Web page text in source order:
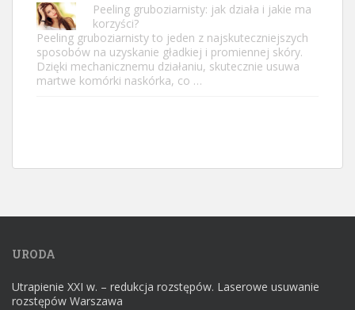
Peeling gruboziarnisty: jak działa i jakie ma
korzyści?
Peeling gruboziarnisty to jeden z najskuteczniejszych
sposobów na uzyskanie gładkiej i promiennej skóry.
Dzięki mechanicznemu działaniu, skutecznie usuwa
martwe komórki naskórka, co …
URODA
Utrapienie XXI w. – redukcja rozstępów. Laserowe usuwanie
rozstępów Warszawa